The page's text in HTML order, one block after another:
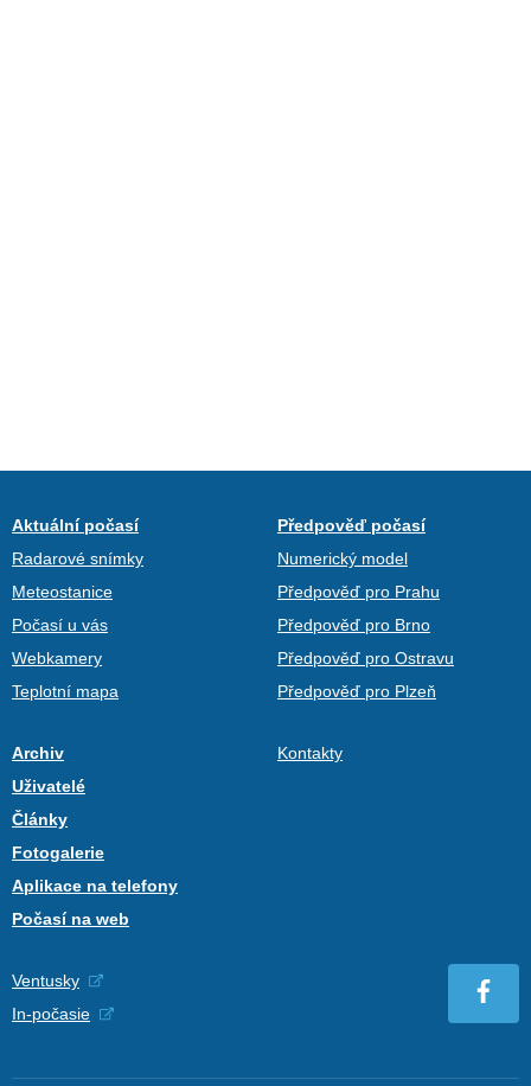
Aktuální počasí
Radarové snímky
Meteostanice
Počasí u vás
Webkamery
Teplotní mapa
Předpověď počasí
Numerický model
Předpověď pro Prahu
Předpověď pro Brno
Předpověď pro Ostravu
Předpověď pro Plzeň
Archiv
Uživatelé
Články
Fotogalerie
Aplikace na telefony
Počasí na web
Kontakty
Ventusky
In-počasie